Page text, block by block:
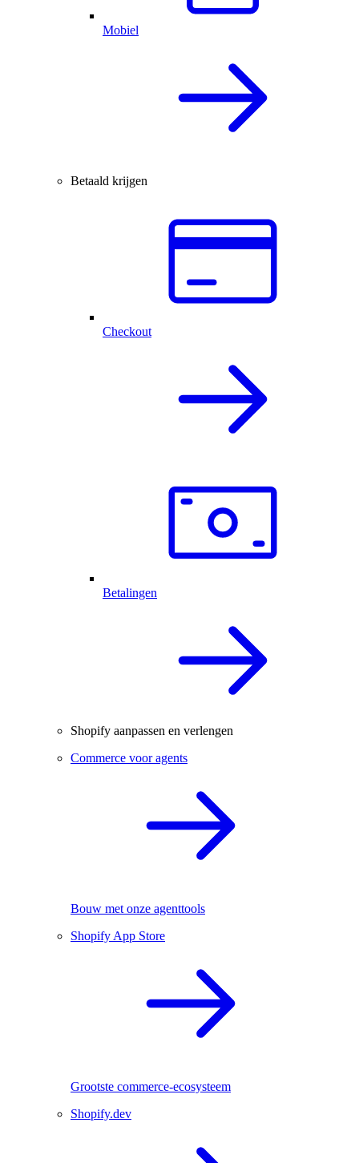
Mobiel
Betaald krijgen
Checkout
Betalingen
Shopify aanpassen en verlengen
Commerce voor agents
Bouw met onze agenttools
Shopify App Store
Grootste commerce-ecosysteem
Shopify.dev